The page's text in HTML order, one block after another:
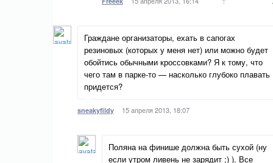
Граждане организаторы, ехать в сапогах
резиновых (которых у меня нет) или можно будет
обойтись обычными кроссовками? Я к тому, что
чего там в парке-то — насколько глубоко плавать
придется?
sneakyfildy 15 апреля 2013, 18:07
Поляна на финише должна быть сухой (ну
если утром ливень не зарядит ;) ). Все